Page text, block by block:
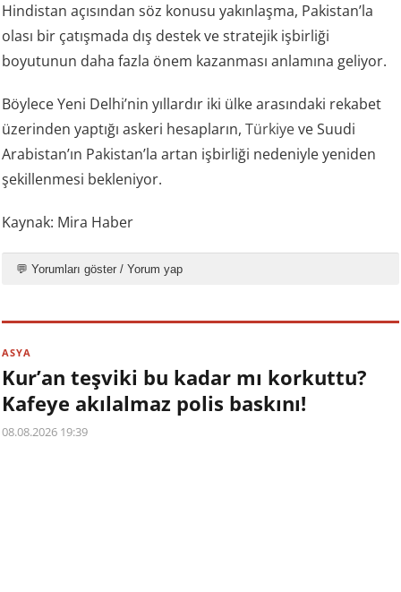
Hindistan açısından söz konusu yakınlaşma, Pakistan’la
olası bir çatışmada dış destek ve stratejik işbirliği
boyutunun daha fazla önem kazanması anlamına geliyor.
Böylece Yeni Delhi’nin yıllardır iki ülke arasındaki rekabet
üzerinden yaptığı askeri hesapların,Türkiyeve Suudi
Arabistan’ın Pakistan’la artan işbirliği nedeniyle yeniden
şekillenmesi bekleniyor.
Kaynak: Mira Haber
💬 Yorumları göster / Yorum yap
ASYA
Kur’an teşviki bu kadar mı korkuttu?
Kafeye akılalmaz polis baskını!
08.08.2026 19:39